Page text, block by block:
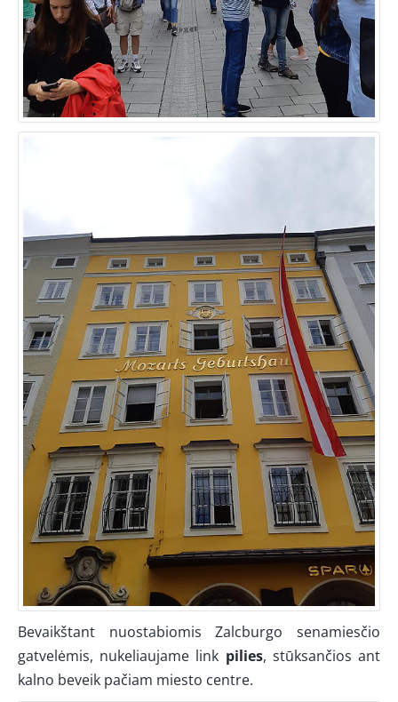
Bevaikštant nuostabiomis Zalcburgo senamiesčio
gatvelėmis, nukeliaujame link pilies, stūksančios ant
kalno beveik pačiam miesto centre.